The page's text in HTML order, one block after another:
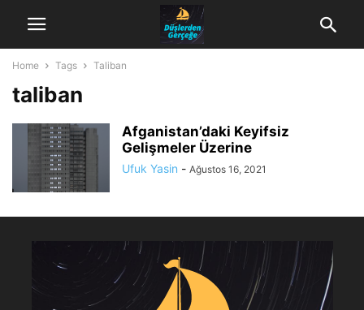
Home Tags Taliban
taliban
Afganistan’daki Keyifsiz
Gelişmeler Üzerine
Ufuk Yasin - Ağustos 16, 2021